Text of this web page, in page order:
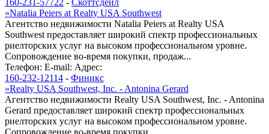
160-231-57722 - Скоттсдейл
»Natalia Peiers at Realty USA Southwest
Агентство недвижимости Natalia Peiers at Realty USA
Southwest предоставляет широкий спектр профессиональных
риелторских услуг на высоком профессиональном уровне.
Сопровождение во-время покупки, продаж...
Телефон: E-mail: Адрес:
160-232-12114 - Финикс
»Realty USA Southwest, Inc. - Antonina Gerard
Агентство недвижимости Realty USA Southwest, Inc. - Antonina
Gerard предоставляет широкий спектр профессиональных
риелторских услуг на высоком профессиональном уровне.